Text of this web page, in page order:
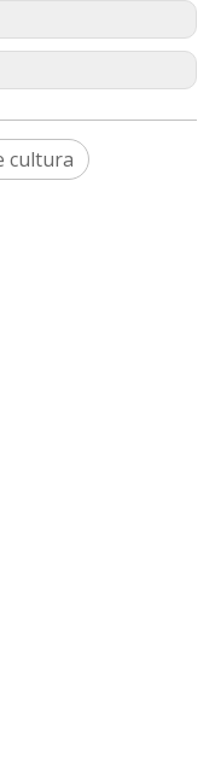
cultura